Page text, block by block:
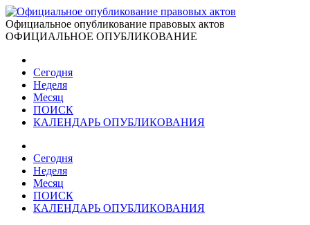
Официальное опубликование правовых актов
ОФИЦИАЛЬНОЕ ОПУБЛИКОВАНИЕ
Сегодня
Неделя
Месяц
ПОИСК
КАЛЕНДАРЬ ОПУБЛИКОВАНИЯ
Сегодня
Неделя
Месяц
ПОИСК
КАЛЕНДАРЬ ОПУБЛИКОВАНИЯ